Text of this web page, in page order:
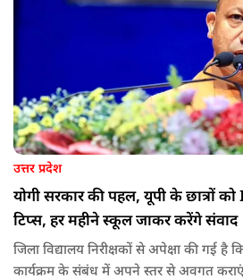
उत्तर प्रदेश
योगी सरकार की पहल, यूपी के छात्रों
टिप्स, हर महीने स्कूल जाकर करेंगे संवाद
जिला विद्यालय निरीक्षकों से अपेक्षा की गई है
कार्यक्रम के संबंध में अपने स्तर से अवगत